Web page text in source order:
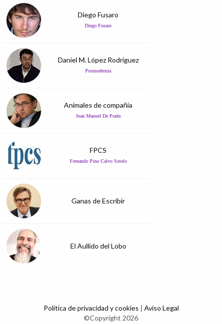
Diego Fusaro
Diego Fusaro
Daniel M. López Rodríguez
Posmodernia
Animales de compañía
Juan Manuel De Prada
FPCS
Fernando Pino Calvo Sotelo
Ganas de Escribir
El Aullido del Lobo
Política de privacidad y cookies | Aviso Legal
©Copyright 2026